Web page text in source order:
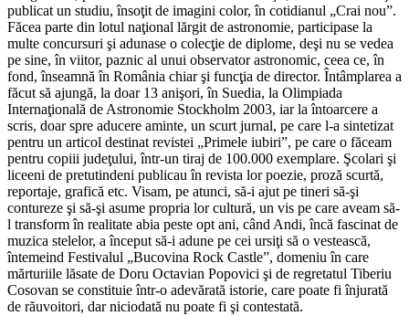
publicat un studiu, însoţit de imagini color, în cotidianul „Crai nou”.
Făcea parte din lotul naţional lărgit de astronomie, participase la
multe concursuri şi adunase o colecţie de diplome, deşi nu se vedea
pe sine, în viitor, paznic al unui observator astronomic, ceea ce, în
fond, înseamnă în România chiar şi funcţia de director. Întâmplarea a
făcut să ajungă, la doar 13 anişori, în Suedia, la Olimpiada
Internaţională de Astronomie Stockholm 2003, iar la întoarcere a
scris, doar spre aducere aminte, un scurt jurnal, pe care l-a sintetizat
pentru un articol destinat revistei „Primele iubiri”, pe care o făceam
pentru copiii judeţului, într-un tiraj de 100.000 exemplare. Şcolari şi
liceeni de pretutindeni publicau în revista lor poezie, proză scurtă,
reportaje, grafică etc. Visam, pe atunci, să-i ajut pe tineri să-şi
contureze şi să-şi asume propria lor cultură, un vis pe care aveam să-
l transform în realitate abia peste opt ani, când Andi, încă fascinat de
muzica stelelor, a început să-i adune pe cei ursiţi să o vestească,
întemeind Festivalul „Bucovina Rock Castle”, domeniu în care
mărturiile lăsate de Doru Octavian Popovici şi de regretatul Tiberiu
Cosovan se constituie într-o adevărată istorie, care poate fi înjurată
de răuvoitori, dar niciodată nu poate fi şi contestată.